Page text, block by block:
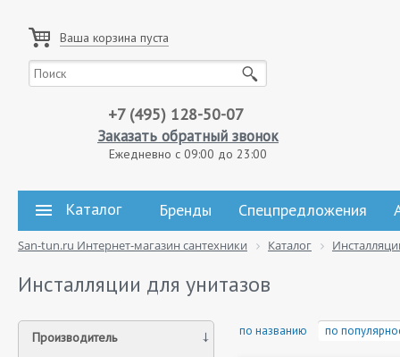
Ваша корзина пуста
+7 (495) 128-50-07
Заказать обратный звонок
Ежедневно с 09:00 до 23:00
Каталог Бренды Спецпредложения
San-tun.ru Интернет-магазин сантехники Каталог
Инсталляции для унитазов
Производитель по названию по